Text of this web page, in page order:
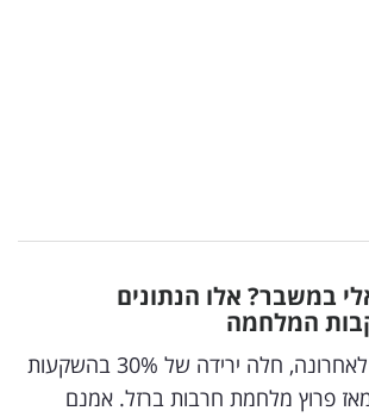
במשבר? אלו הנתונים
המלחמה
ע"פ דוח שפורסם לאחרונה, חלה ירידה של 30% בהשקעות
פרוץ מלחמת חרבות ברזל. אמנם